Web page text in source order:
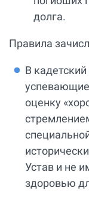
долга.
Правила
В
оценку
Устав и не
здоровью